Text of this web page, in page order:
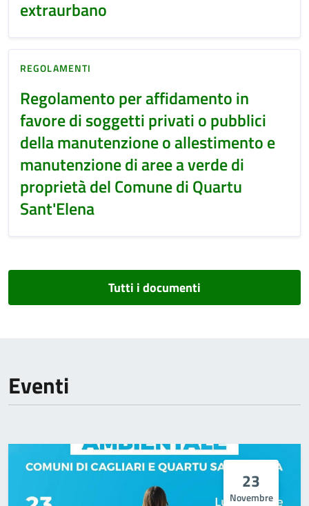
extraurbano
REGOLAMENTI
Regolamento per affidamento in
favore di soggetti privati o pubblici
della manutenzione o allestimento e
manutenzione di aree a verde di
proprietà del Comune di Quartu
Sant'Elena
Tutti i documenti
Eventi
23
Novembre